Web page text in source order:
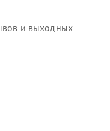
и выходных